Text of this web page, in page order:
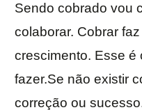
Sendo cobrado vou
colaborar. Cobrar
crescimento. Esse é
fazer.Se não existir
correção ou